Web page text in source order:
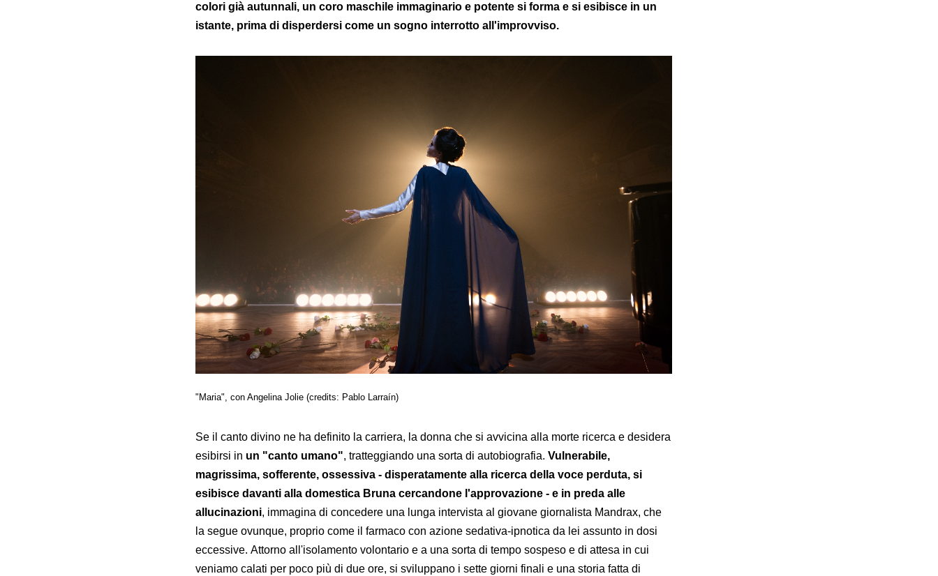
colori già autunnali, un coro maschile immaginario e potente si forma e si esibisce in un
istante, prima di disperdersi come un sogno interrotto all'improvviso.
"Maria", con Angelina Jolie (credits: Pablo Larraín)
Se il canto divino ne ha definito la carriera, la donna che si avvicina alla morte ricerca e desidera
esibirsi in un "canto umano", tratteggiando una sorta di autobiografia. Vulnerabile,
magrissima, sofferente, ossessiva - disperatamente alla ricerca della voce perduta, si
esibisce davanti alla domestica Bruna cercandone l'approvazione - e in preda alle
allucinazioni, immagina di concedere una lunga intervista al giovane giornalista Mandrax, che
la segue ovunque, proprio come il farmaco con azione sedativa-ipnotica da lei assunto in dosi
eccessive. Attorno all'isolamento volontario e a una sorta di tempo sospeso e di attesa in cui
veniamo calati per poco più di due ore, si sviluppano i sette giorni finali e una storia fatta di